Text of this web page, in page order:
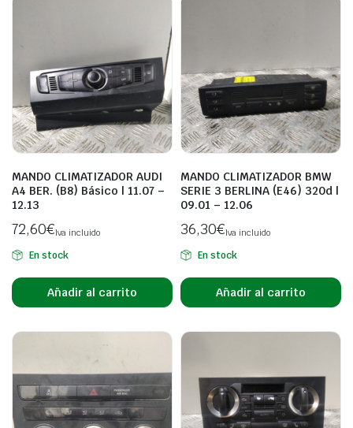
MANDO CLIMATIZADOR AUDI
A4 BER. (B8) Básico | 11.07 –
12.13
72,60€Iva incluido
En stock
Añadir al carrito
MANDO CLIMATIZADOR BMW
SERIE 3 BERLINA (E46) 320d |
09.01 – 12.06
36,30€Iva incluido
En stock
Añadir al carrito